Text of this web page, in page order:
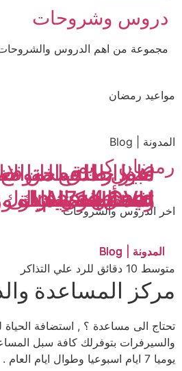
دروس وشروحات
مجموعة من اهم الدروس والشروحات
مواعيد رمضان
المدونة | Blog
رمضان كريم
اخر الدروس والشروحات
تغير نطاق
Al7eah.net الى HHost.eg
المدونة | Blog
اصدار النسخة
استضافة الحياه
المدونة | Blog
mastercard
المدونة | Blog
عيد أضحى مبارك
المدونة | Blog
عيد فطر مبارك
المدونة | Blog
افضل استضافة
المدونة | Blog
رمضان كريم
المدونة | Blog
ماذا حدث لداتا
OVH )
المدونة | Blog
متوسط 10 دقائق للرد علي التذاكر
مركز المساعدة
تحتاج الى مساعدة ؟ , استضافة الحياة
يوميا 7 ايام اسبوعيا وطوال ايام العام .